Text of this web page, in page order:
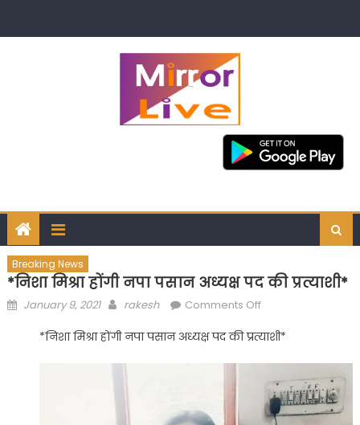
Breaking News
*निशा मिश्रा होंगी नपा पसान अध्यक्ष पद की प्रत्याशी*
Posted
January 9, 2021 Author
rakesh Comments Offon
मिश्रा
नपा
पसान
अध्यक्ष
*निशा मिश्रा होंगी नपा पसान अध्यक्ष पद की प्रत्याशी*